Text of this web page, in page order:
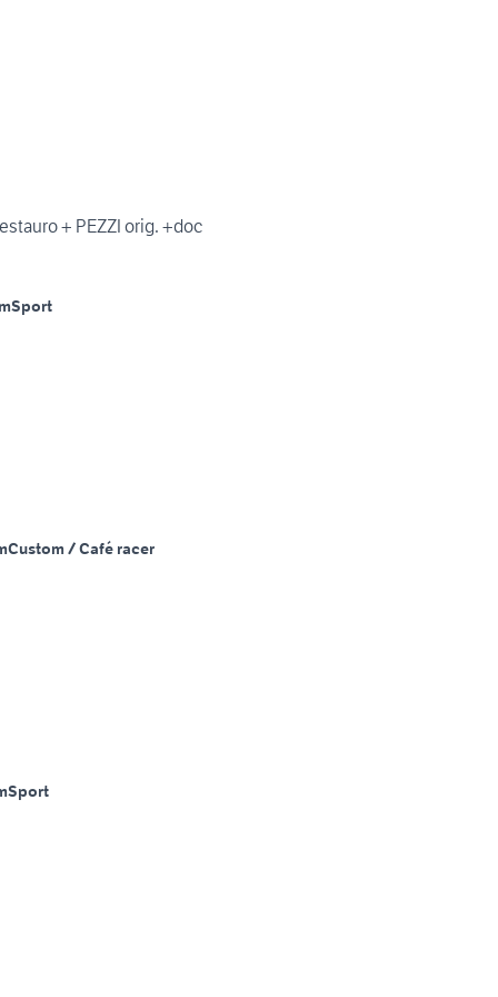
Restauro + PEZZI orig. +doc
Sport
Custom / Café racer
Sport